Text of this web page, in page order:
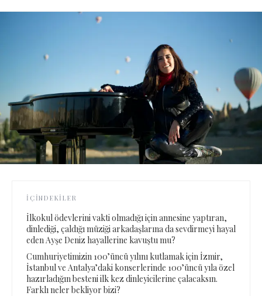
İÇINDEKILER
İlkokul ödevlerini vakti olmadığı için annesine yaptıran,
dinlediği, çaldığı müziği arkadaşlarına da sevdirmeyi hayal
eden Ayşe Deniz hayallerine kavuştu mu?
Cumhuriyetimizin 100’üncü yılını kutlamak için İzmir,
İstanbul ve Antalya’daki konserlerinde 100’üncü yıla özel
hazırladığın besteni ilk kez dinleyicilerine çalacaksın.
Farklı neler bekliyor bizi?